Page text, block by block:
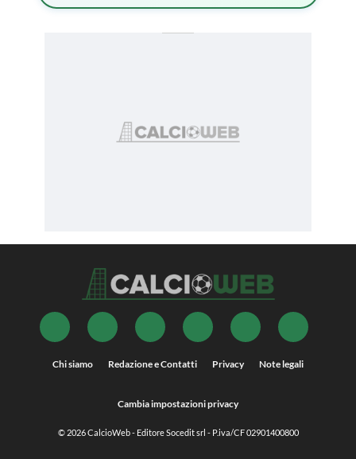
Chi siamo Redazione e Contatti Privacy Note legali
Cambia impostazioni privacy
© 2026CalcioWeb- Editore Socedit srl - P.iva/CF 02901400800